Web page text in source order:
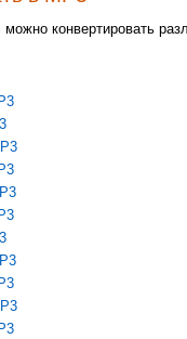
конвертировать